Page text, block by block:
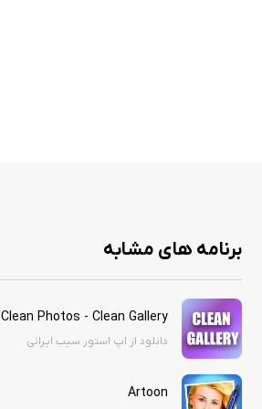
برنامه های مشابه
Clean Photos - Clean Gallery
دانلود از اپ استور سیب ایرانی
Artoon